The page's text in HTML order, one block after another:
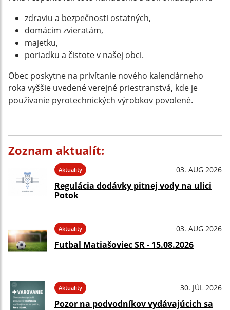
zdraviu a bezpečnosti ostatných,
domácim zvieratám,
majetku,
poriadku a čistote v našej obci.
Obec poskytne na privítanie nového kalendárneho
roka vyššie uvedené verejné priestranstvá, kde je
používanie pyrotechnických výrobkov povolené.
Zoznam aktualít:
Aktuality 03. AUG 2026
Regulácia dodávky pitnej vody na ulici
Potok
Aktuality 03. AUG 2026
Futbal Matiašoviec SR - 15.08.2026
Aktuality 30. JÚL 2026
Pozor na podvodníkov vydávajúcich sa